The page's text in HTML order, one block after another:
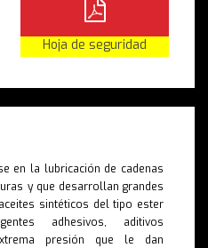
Hoja de seguridad
en la lubricación de cadenas
y que desarrollan grandes
sintéticos del tipo ester
adhesivos, aditivos
presión que le dan